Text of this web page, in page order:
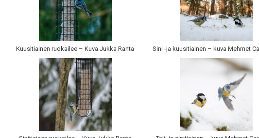
Kuusitiainen ruokailee – Kuva Jukka Ranta Sini -ja kuusitiainen – kuva Mehmet